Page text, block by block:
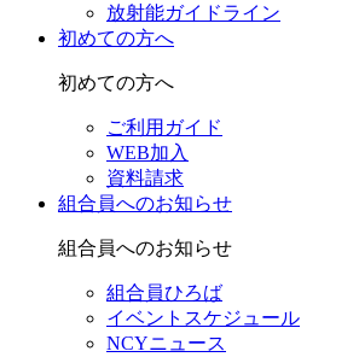
放射能ガイドライン
初めての方へ
初めての方へ
ご利用ガイド
WEB加入
資料請求
組合員へのお知らせ
組合員へのお知らせ
組合員ひろば
イベントスケジュール
NCYニュース